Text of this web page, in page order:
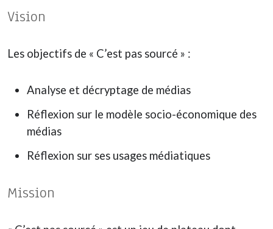
Vision
Les objectifs de « C’est pas sourcé » :
Analyse et décryptage de médias
Réflexion sur le modèle socio-économique des
médias
Réflexion sur ses usages médiatiques
Mission